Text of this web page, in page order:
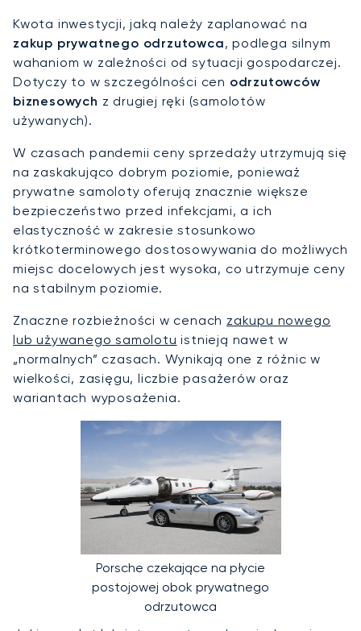
Kwota inwestycji, jaką należy zaplanować na
zakup prywatnego odrzutowca, podlega silnym
wahaniom w zależności od sytuacji gospodarczej.
Dotyczy to w szczególności cen odrzutowców
biznesowych z drugiej ręki (samolotów
używanych).
W czasach pandemii ceny sprzedaży utrzymują się
na zaskakująco dobrym poziomie, ponieważ
prywatne samoloty oferują znacznie większe
bezpieczeństwo przed infekcjami, a ich
elastyczność w zakresie stosunkowo
krótkoterminowego dostosowywania do możliwych
miejsc docelowych jest wysoka, co utrzymuje ceny
na stabilnym poziomie.
Znaczne rozbieżności w cenach zakupu nowego
lub używanego samolotu istnieją nawet w
„normalnych” czasach. Wynikają one z różnic w
wielkości, zasięgu, liczbie pasażerów oraz
wariantach wyposażenia.
Porsche czekające na płycie
postojowej obok prywatnego
odrzutowca